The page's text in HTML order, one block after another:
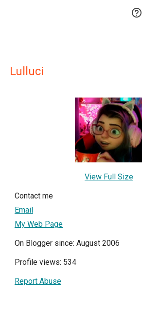

Lulluci
View Full Size
Contact me
Email
My Web Page
On Blogger since: August 2006
Profile views: 534
Report Abuse